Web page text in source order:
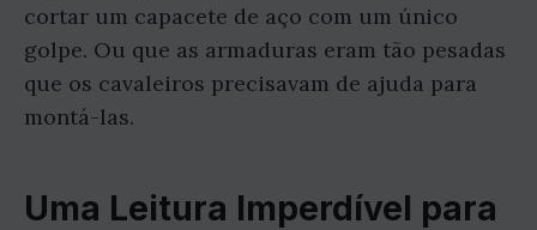
cortar um capacete de aço com um único
golpe. Ou que as armaduras eram tão pesadas
que os cavaleiros precisavam de ajuda para
montá-las.
Uma Leitura Imperdível para